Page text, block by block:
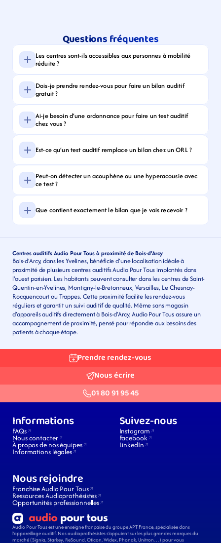
Questions fréquentes
Les centres sont-ils accessibles aux personnes à mobilité
réduite ?
Dois-je prendre rendez-vous pour faire un bilan auditif
gratuit ?
Ai-je besoin d’une ordonnance pour faire un test auditif
chez vous ?
Est-ce qu’un test auditif remplace un bilan chez un ORL ?
Peut-on détecter un acouphène ou une hyperacousie avec
ce test ?
Que contient exactement le bilan que je vais recevoir ?
Centres auditifs Audio Pour Tous à proximité de Bois-d’Arcy
Bois-d’Arcy, dans les Yvelines, bénéficie d’une localisation idéale à
proximité de plusieurs centres auditifs Audio Pour Tous implantés dans
l’ouest parisien. Les habitants peuvent consulter dans les centres de Saint-
Quentin-en-Yvelines, Montigny-le-Bretonneux, Versailles, Le Chesnay-
Rocquencourt ou Trappes. Cette proximité facilite les rendez-vous
réguliers et garantit un suivi auditif de qualité. Même sans magasin
d’appareils auditifs directement à Bois-d’Arcy, Audio Pour Tous assure un
accompagnement de proximité, pensé pour répondre aux besoins des
patients à chaque étape.
Prendre rendez-vous
Nous écrire
01 80 91 95 45
Audio Pour Tous est une enseigne française du groupe APT France, spécialisée dans
l’appareillage auditif. Nos audioprothésistes s’appuient sur les plus grandes marques du
marché (Signia, Starkey, ReSound, Oticon, Widex, Phonak, Unitron…) pour vous
Informations
FAQs
Nous contacter
À propos de nos équipes
Informations légales
Suivez-nous
Instagram
Facebook
LinkedIn
Nous rejoindre
Franchise Audio Pour Tous
Ressources Audioprothésistes
Opportunités professionnelles